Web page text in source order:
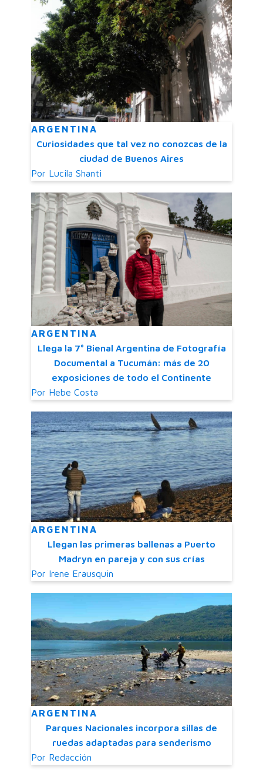
ARGENTINA
Curiosidades que tal vez no conozcas de la
ciudad de Buenos Aires
Por Lucila Shanti
ARGENTINA
Llega la 7° Bienal Argentina de Fotografía
Documental a Tucumán: más de 20
exposiciones de todo el Continente
Por Hebe Costa
ARGENTINA
Llegan las primeras ballenas a Puerto
Madryn en pareja y con sus crías
Por Irene Erausquin
ARGENTINA
Parques Nacionales incorpora sillas de
ruedas adaptadas para senderismo
Por Redacción